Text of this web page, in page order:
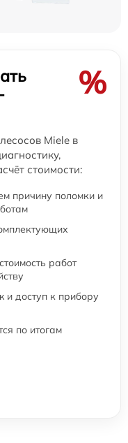
%
Miele в
стоимости:
причину поломки и
работ
и доступ к прибору
по итогам